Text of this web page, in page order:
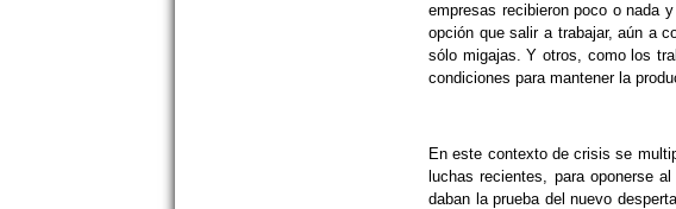
empresas recibieron poco o nada
opción que salir a trabajar, aún a
sólo migajas. Y otros, como los
condiciones para mantener la
En este contexto de crisis se
luchas recientes, para oponerse
daban la prueba del nuevo